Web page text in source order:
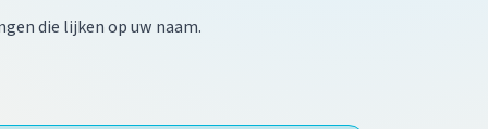
die lijken op uw naam.